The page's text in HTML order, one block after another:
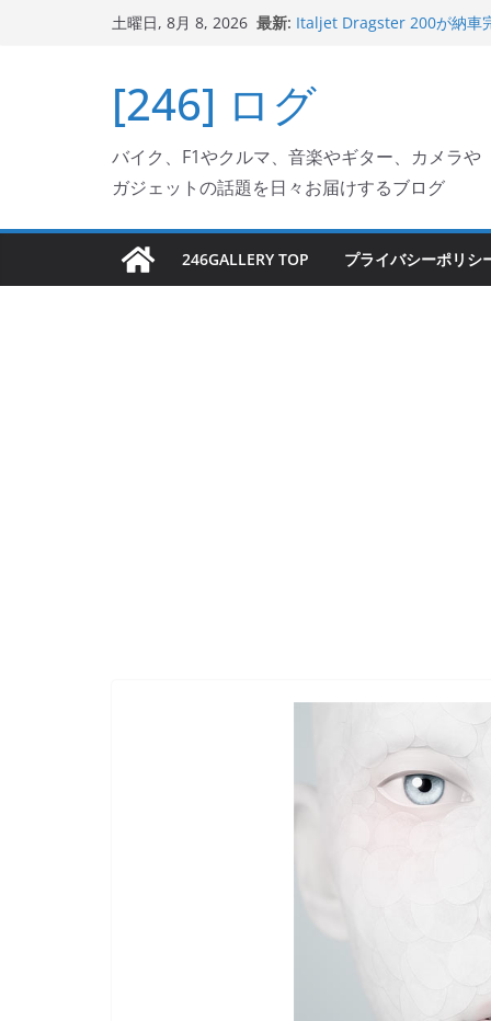
キ
プ
土曜日, 8月 8, 2026 最新: リングが楽しくなった
Jeff Beck 逝去
Ken Block 逝去
フェクターが返礼品でもらえ
[246] ログ
バイク、F1やクルマ、音楽やギター、カメラや
ガジェットの話題を日々お届けするブログ
246GALLERY TOP プライバシーポリシ